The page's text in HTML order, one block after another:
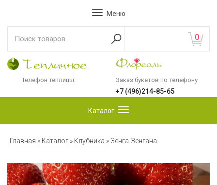
Меню
0
Телефон теплицы: Заказ букетов по телефону
+7 (496)214-85-65
Каталог
Главная » Каталог » Клубника » Зенга-Зенгана